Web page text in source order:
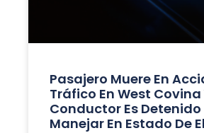
Pasajero Muere En
Tráfico En West Covina
Conductor Es Detenido
Manejar En Estado De